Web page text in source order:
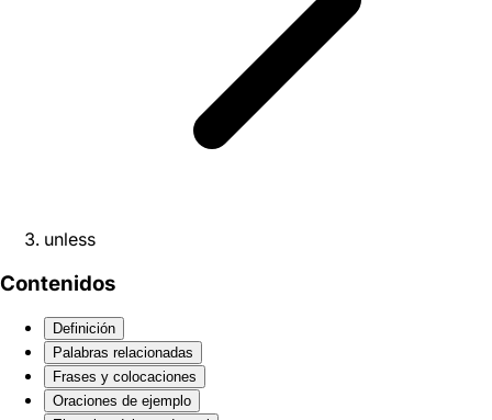
unless
Contenidos
Definición
Palabras relacionadas
Frases y colocaciones
Oraciones de ejemplo